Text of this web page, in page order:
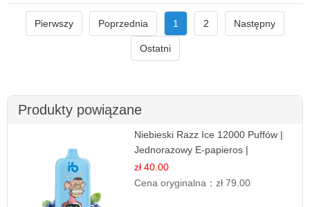
Pierwszy Poprzednia 1 2 Następny
Ostatni
Produkty powiązane
Niebieski Razz Ice 12000 Puffów |
Jednorazowy E-papieros |
Jagodowy Chłód
zł 40.00
Cena oryginalna：zł 79.00